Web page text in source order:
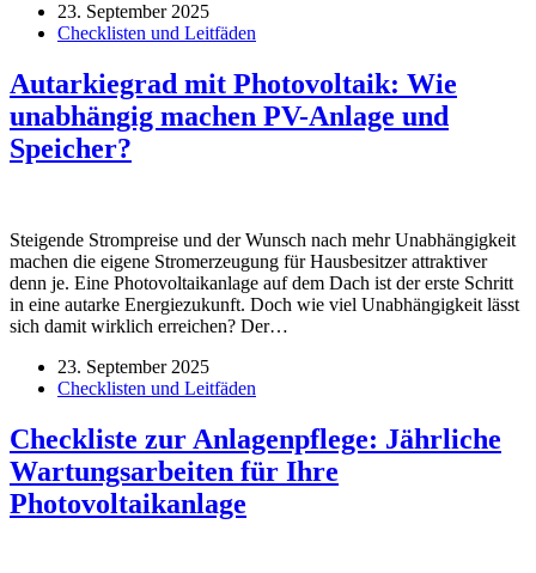
23. September 2025
Checklisten und Leitfäden
Autarkiegrad mit Photovoltaik: Wie
unabhängig machen PV-Anlage und
Speicher?
Steigende Strompreise und der Wunsch nach mehr Unabhängigkeit
machen die eigene Stromerzeugung für Hausbesitzer attraktiver
denn je. Eine Photovoltaikanlage auf dem Dach ist der erste Schritt
in eine autarke Energiezukunft. Doch wie viel Unabhängigkeit lässt
sich damit wirklich erreichen? Der…
23. September 2025
Checklisten und Leitfäden
Checkliste zur Anlagenpflege: Jährliche
Wartungsarbeiten für Ihre
Photovoltaikanlage